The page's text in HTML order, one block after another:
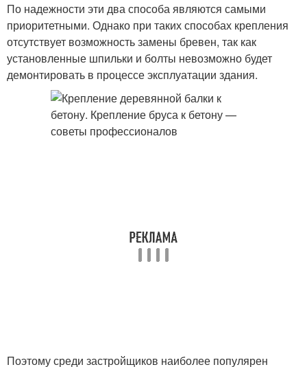
По надежности эти два способа являются самыми
приоритетными. Однако при таких способах крепления
отсутствует возможность замены бревен, так как
установленные шпильки и болты невозможно будет
демонтировать в процессе эксплуатации здания.
Поэтому среди застройщиков наиболее популярен